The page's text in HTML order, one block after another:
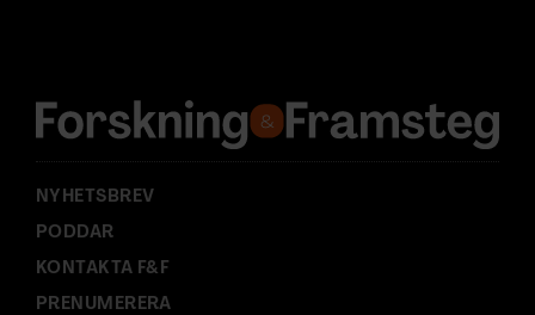
s
:
NYHETSBREV
PODDAR
KONTAKTA F&F
PRENUMERERA